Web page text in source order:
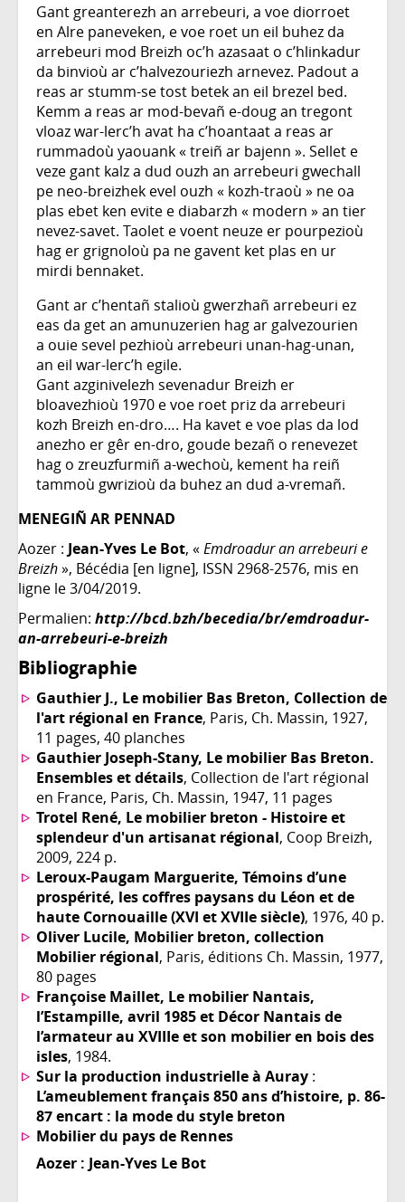
Gant greanterezh an arrebeuri, a voe diorroet
en Alre paneveken, e voe roet un eil buhez da
arrebeuri mod Breizh oc’h azasaat o c’hlinkadur
da binvioù ar c’halvezouriezh arnevez. Padout a
reas ar stumm-se tost betek an eil brezel bed.
Kemm a reas ar mod-bevañ e-doug an tregont
vloaz war-lerc’h avat ha c’hoantaat a reas ar
rummadoù yaouank « treiñ ar bajenn ». Sellet e
veze gant kalz a dud ouzh an arrebeuri gwechall
pe neo-breizhek evel ouzh « kozh-traoù » ne oa
plas ebet ken evite e diabarzh « modern » an tier
nevez-savet. Taolet e voent neuze er pourpezioù
hag er grignoloù pa ne gavent ket plas en ur
mirdi bennaket.
Gant ar c’hentañ stalioù gwerzhañ arrebeuri ez
eas da get an amunuzerien hag ar galvezourien
a ouie sevel pezhioù arrebeuri unan-hag-unan,
an eil war-lerc’h egile.
Gant azginivelezh sevenadur Breizh er
bloavezhioù 1970 e voe roet priz da arrebeuri
kozh Breizh en-dro…. Ha kavet e voe plas da lod
anezho er gêr en-dro, goude bezañ o renevezet
hag o zreuzfurmiñ a-wechoù, kement ha reiñ
tammoù gwrizioù da buhez an dud a-vremañ.
MENEGIÑ AR PENNAD
Aozer : Jean-Yves Le Bot, «Emdroadur an arrebeuri e
Breizh», Bécédia [en ligne], ISSN 2968-2576, mis en
ligne le 3/04/2019.
Permalien: http://bcd.bzh/becedia/br/emdroadur-
an-arrebeuri-e-breizh
Bibliographie ‎
Gauthier J.‎, Le mobilier Bas Breton, Collection de
l'art régional en France, Paris, Ch. Massin, 1927,
11 pages, 40 planches
Gauthier Joseph-Stany, Le mobilier Bas Breton.
Ensembles et détails, Collection de l'art régional
en France, Paris, Ch. Massin, 1947, 11 pages
Trotel René, Le mobilier breton - Histoire et
splendeur d'un artisanat régional, Coop Breizh,
2009, 224 p.
Leroux-Paugam Marguerite, Témoins d’une
prospérité, les coffres paysans du Léon et de
haute Cornouaille (XVI et XVIIe siècle), 1976, 40 p.
Oliver Lucile‎, Mobilier breton‎, collection
Mobilier régional, Paris, éditions Ch. Massin, 1977,
80 pages
Françoise Maillet, Le mobilier Nantais,
l’Estampille, avril 1985 et Décor Nantais de
l’armateur au XVIIIe et son mobilier en bois des
isles, 1984.
Sur la production industrielle à Auray :
L’ameublement français 850 ans d’histoire, p. 86-
87 encart : la mode du style breton
Mobilier du pays de Rennes
Aozer : Jean-Yves Le Bot